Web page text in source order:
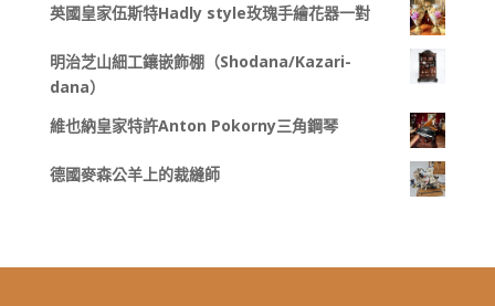
英國皇家伍斯特Hadly style玫瑰手繪花器一對
明治芝山細工鑲嵌飾棚（Shodana/Kazari-
dana）
維也納皇家特許Anton Pokorny三角鋼琴
德國麥森公羊上的裁縫師